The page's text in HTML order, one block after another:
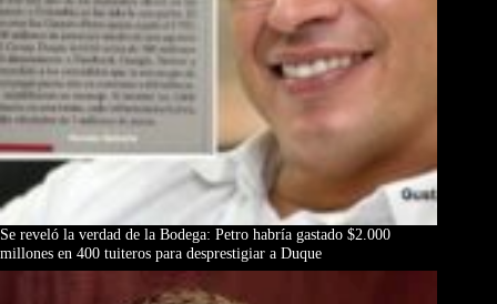
Se reveló la verdad de la Bodega: Petro habría gastado $2.000
millones en 400 tuiteros para desprestigiar a Duque